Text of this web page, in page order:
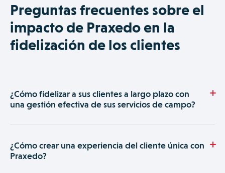
Preguntas frecuentes sobre el
impacto de Praxedo en la
fidelización de los clientes
¿Cómo fidelizar a sus clientes a largo plazo con
una gestión efectiva de sus servicios de campo?
perpetuar y desarrollar la actividad de su empresa de
servicios. Un software de gestión de servicios de campo
¿Cómo crear una experiencia del cliente única con
Praxedo?